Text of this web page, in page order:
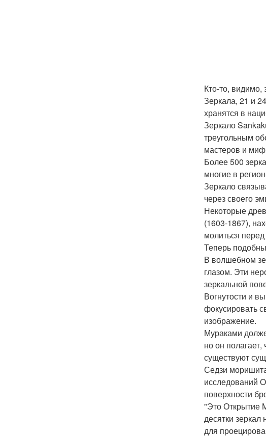
Кто-то, видимо,
Зеркала, 21 и
хранятся в
Зеркало
треугольным
мастеров и
Более 500
многие в
Зеркало
через своего
Некоторые
(1603-1867),
молиться
Теперь
В волшебном
глазом. Эти
зеркальной
Вогнутости и
фокусировать
изображение.
Мураками
но он
существуют
Седзи
исследований
поверхности
"Это Открытие
десятки
для